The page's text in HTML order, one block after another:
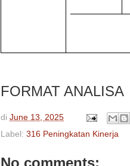
FORMAT ANALISA
di June 13, 2025
Label: 316 Peningkatan Kinerja
No comments: